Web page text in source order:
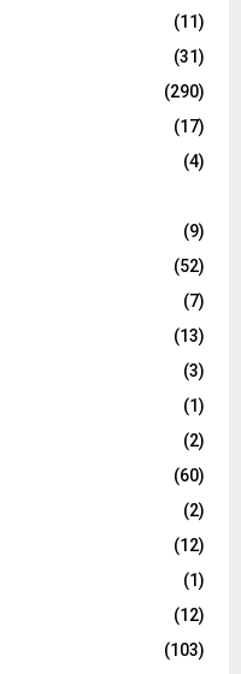
(11)
(31)
(290)
(17)
(4)
(9)
(52)
(7)
(13)
(3)
(1)
(2)
(60)
(2)
(12)
(1)
(12)
(103)